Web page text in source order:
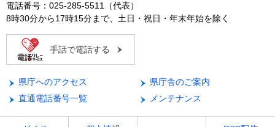
電話番号：025-285-5511（代表）
8時30分から17時15分まで、土日・祝日・年末年始を除く
手話で電話する
県庁へのアクセス
県庁舎のご案内
直通電話番号一覧
メンテナンス